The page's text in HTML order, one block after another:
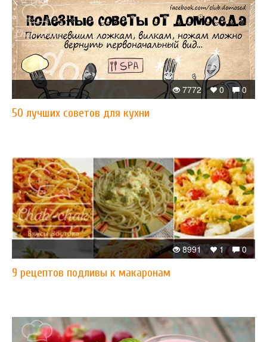
0
0
7772
50 лучших советов для кухни
0
1
8991
​9 рецептов подливы к макаронам